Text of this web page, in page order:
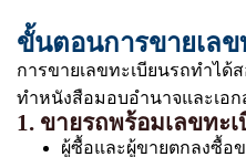
ขั้นตอนการขายเล
การขายเลขทะเบียนรถทำไ
ทำหนังสือมอบอำนาจและเอ
1. ขายรถพร้อมเลขทะ
ผู้ซื้อและผู้ขายตกลงซื้อ